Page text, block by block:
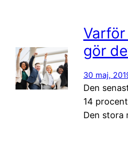
gör
30 maj,
Den
14
Den stora